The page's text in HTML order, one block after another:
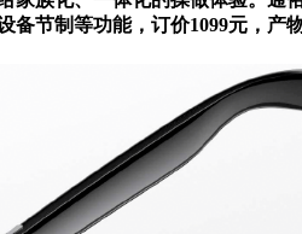
节制等功能，订价1099元，